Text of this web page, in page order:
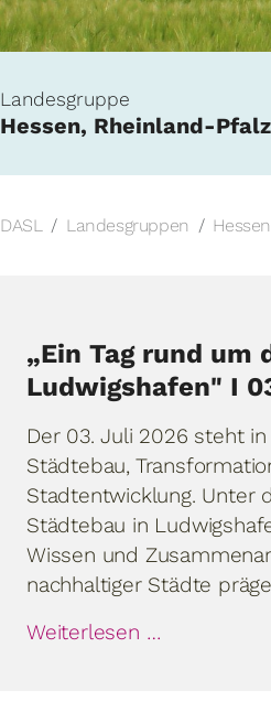
Landesgruppe
Hessen, Rheinland-
DASL Landesgruppen
„Ein Tag rund um
Ludwigshafen" I
Der 03. Juli 2026 steht
Städtebau,
Stadtentwicklung. Unter
Städtebau in
Wissen und
nachhaltiger Städte
Weiterlesen …